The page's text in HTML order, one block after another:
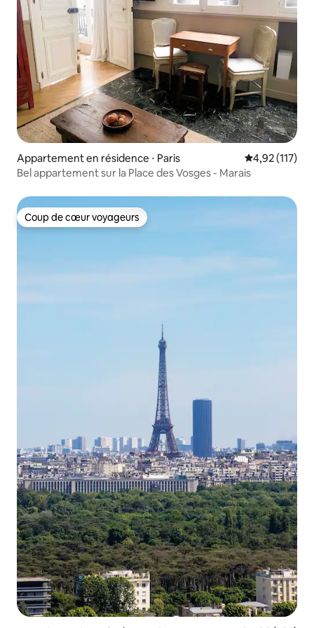
Appartement en résidence ⋅ Paris Évaluation
4,92 (117)
Bel appartement sur la Place des Vosges - Marais
Coup de cœur voyageurs
Coup de cœur voyageurs